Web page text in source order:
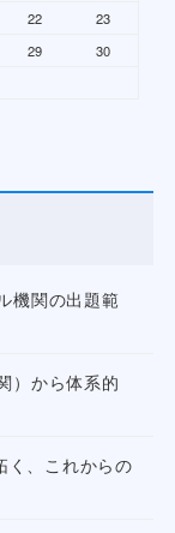
22
23
29
30
機関の出題範
）から体系的
く、これからの